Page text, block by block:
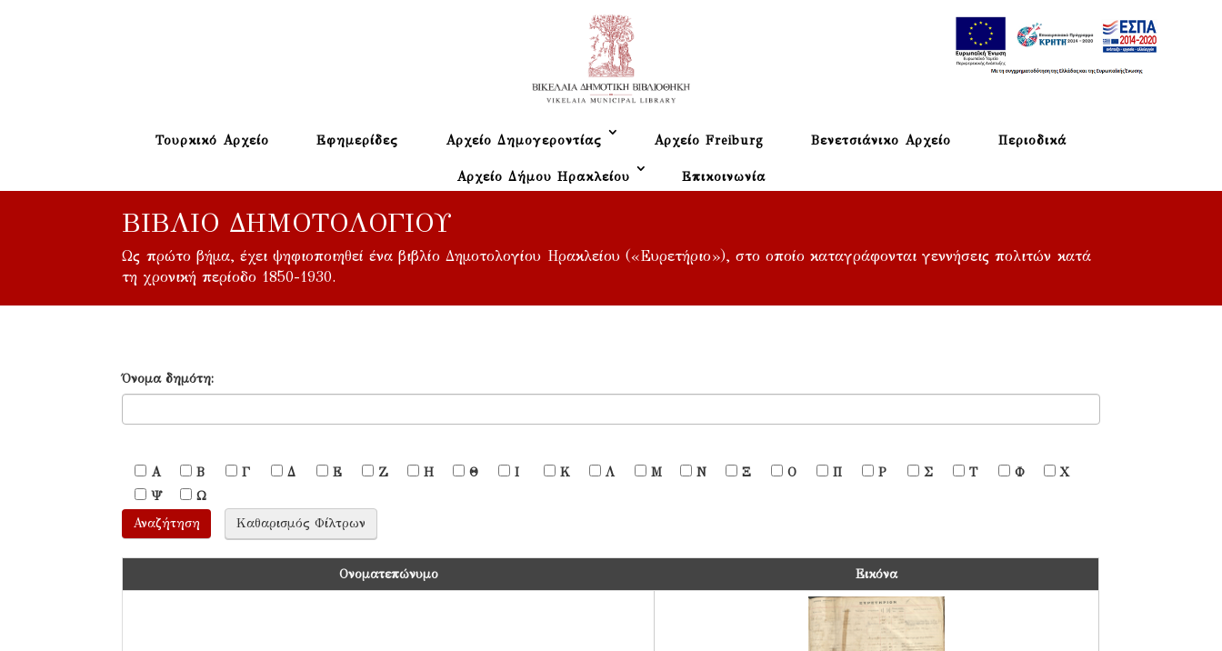
Τουρκικό Αρχείο Εφημερίδες Αρχείο Δημογεροντίας Αρχείο Freiburg Βενετσιάνικο Αρχείο Περιοδικά
Αρχείο Δήμου Ηρακλείου Επικοινωνία
ΒΙΒΛΊΟ ΔΗΜΟΤΟΛΟΓΊΟΥ
Ως πρώτο βήμα, έχει ψηφιοποιηθεί ένα βιβλίο Δημοτολογίου Ηρακλείου («Ευρετήριο»), στο οποίο καταγράφονται γεννήσεις πολιτών κατά
τη χρονική περίοδο 1850-1930.
Όνομα δημότη:
Α Β Γ Δ Ε Ζ Η Θ Ι Κ Λ Μ Ν Ξ Ο Π Ρ Σ Τ Φ
Χ
Ψ
Ω
Ονοματεπώνυμο Εικόνα